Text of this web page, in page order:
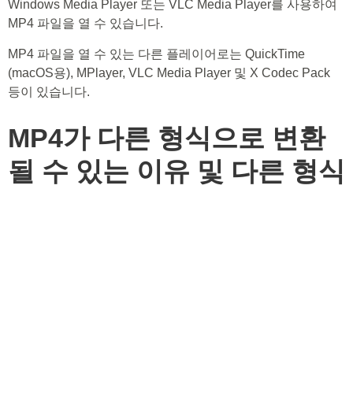
Windows Media Player 또는 VLC Media Player를 사용하여
MP4 파일을 열 수 있습니다.
MP4 파일을 열 수 있는 다른 플레이어로는 QuickTime
(macOS용), MPlayer, VLC Media Player 및 X Codec Pack
등이 있습니다.
MP4가 다른 형식으로 변환
될 수 있는 이유 및 다른 형식